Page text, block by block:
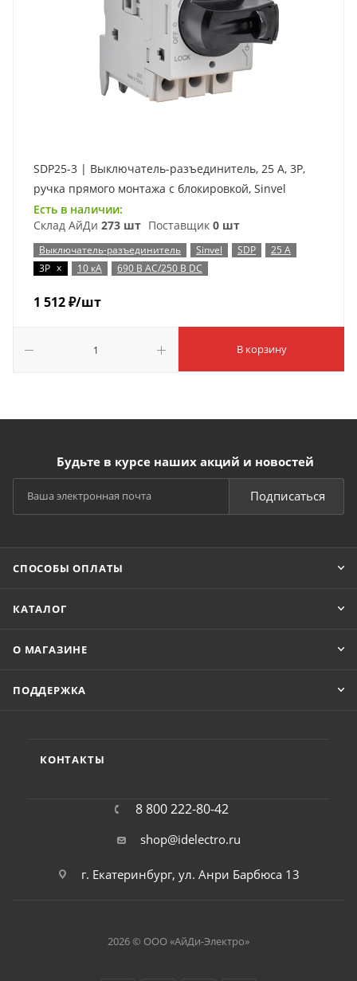
SDP25-3 | Выключатель-разъединитель, 25 А, 3Р,
ручка прямого монтажа с блокировкой, Sinvel
Есть в наличии:
Склад АйДи 273 шт Поставщик 0 шт
Выключатель-разъединитель Sinvel SDP
25 А
3P x 10 кА 690 В AC/250 В DC
1 512₽/шт
В корзину
Будьте в курсе наших акций и новостей
Подписаться
СПОСОБЫ ОПЛАТЫ
КАТАЛОГ
О МАГАЗИНЕ
ПОДДЕРЖКА
КОНТАКТЫ
8 800 222-80-42
shop@idelectro.ru
г. Екатеринбург, ул. Анри Барбюса 13
2026 © ООО «АйДи-Электро»